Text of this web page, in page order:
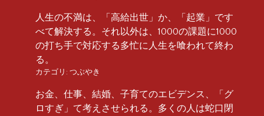
人生の不満は、「高給出世」か、「起業」です
べて解決する。それ以外は、1000の課題に1000
の打ち手で対応する多忙に人生を喰われて終わ
る。
カテゴリ: つぶやき
お金、仕事、結婚、子育てのエビデンス、「グ
ロすぎ」て考えさせられる。多くの人は蛇口閉